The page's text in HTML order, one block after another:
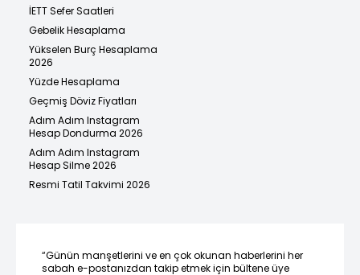
İETT Sefer Saatleri
Gebelik Hesaplama
Yükselen Burç Hesaplama
2026
Yüzde Hesaplama
Geçmiş Döviz Fiyatları
Adım Adım Instagram
Hesap Dondurma 2026
Adım Adım Instagram
Hesap Silme 2026
Resmi Tatil Takvimi 2026
“Günün manşetlerini ve en çok okunan haberlerini her
sabah e-postanızdan takip etmek için bültene üye